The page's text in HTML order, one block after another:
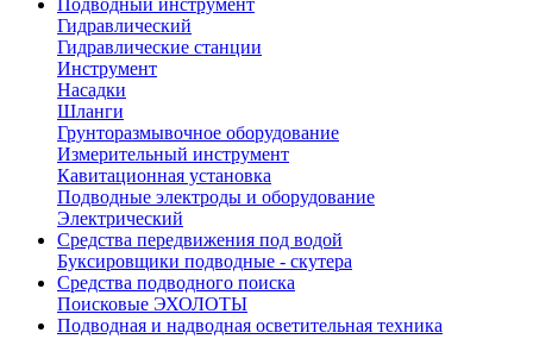
Подводный инструмент
Гидравлический
Гидравлические станции
Инструмент
Насадки
Шланги
Грунторазмывочное оборудование
Измерительный инструмент
Кавитационная установка
Подводные электроды и оборудование
Электрический
Средства передвижения под водой
Буксировщики подводные - скутера
Средства подводного поиска
Поисковые ЭХОЛОТЫ
Подводная и надводная осветительная техника